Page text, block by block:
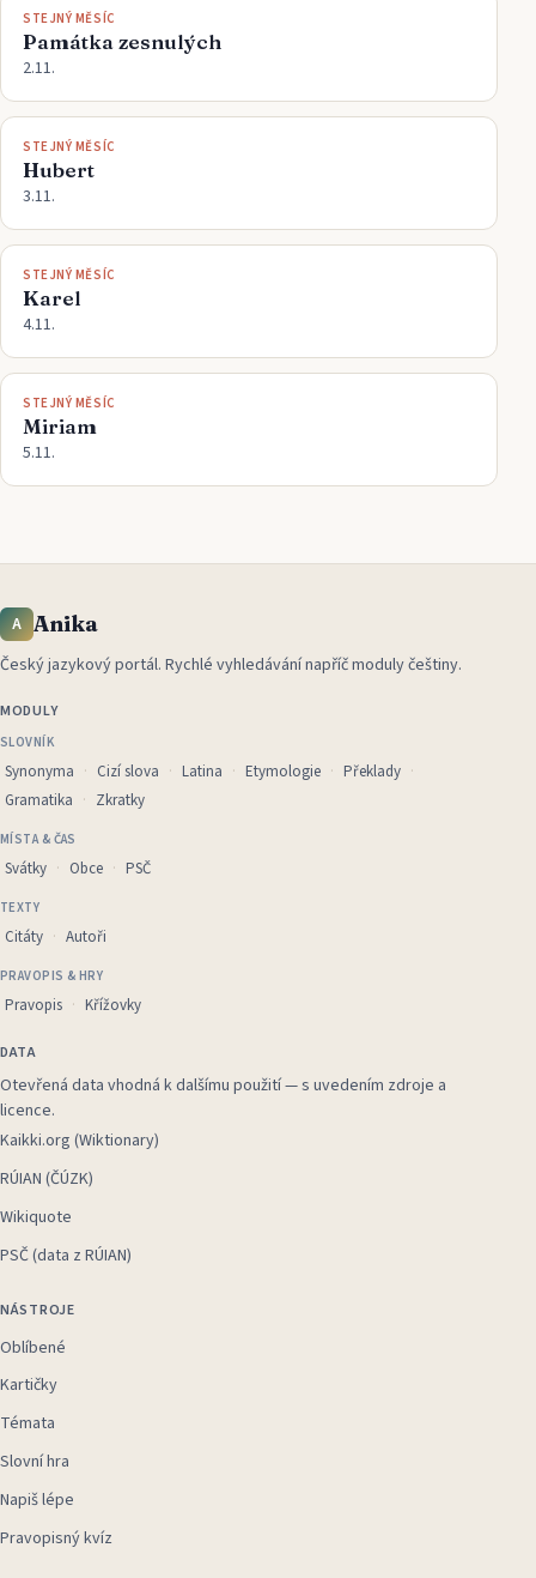
STEJNÝ MĚSÍC
Památka zesnulých
2.11.
STEJNÝ MĚSÍC
Hubert
3.11.
STEJNÝ MĚSÍC
Karel
4.11.
STEJNÝ MĚSÍC
Miriam
5.11.
A Anika
Český jazykový portál. Rychlé vyhledávání napříč moduly češtiny.
MODULY
SLOVNÍK
Synonyma Cizí slova Latina Etymologie
Překlady
Gramatika
Zkratky
MÍSTA & ČAS
Svátky Obce PSČ
TEXTY
Citáty Autoři
PRAVOPIS & HRY
Pravopis Křížovky
DATA
Otevřená data vhodná k dalšímu použití — s uvedením zdroje a
licence.
Kaikki.org (Wiktionary)
RÚIAN (ČÚZK)
Wikiquote
PSČ (data z RÚIAN)
NÁSTROJE
Oblíbené
Kartičky
Témata
Slovní hra
Napiš lépe
Pravopisný kvíz